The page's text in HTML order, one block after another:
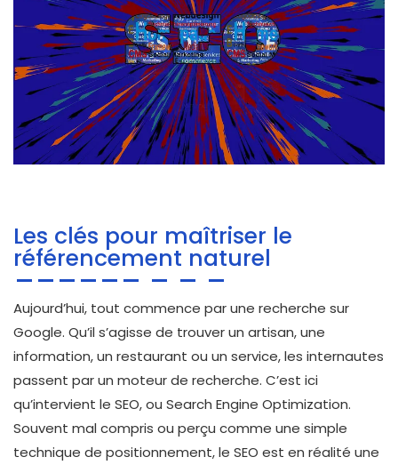
Les clés pour maîtriser le
référencement naturel
Aujourd’hui, tout commence par une recherche sur
Google. Qu’il s’agisse de trouver un artisan, une
information, un restaurant ou un service, les internautes
passent par un moteur de recherche. C’est ici
qu’intervient le SEO, ou Search Engine Optimization.
Souvent mal compris ou perçu comme une simple
technique de positionnement, le SEO est en réalité une